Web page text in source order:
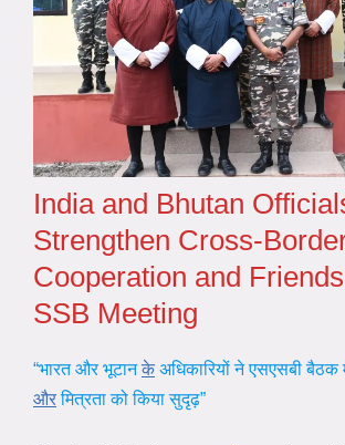
India and Bhutan
Strengthen Cross-
Cooperation and
SSB Meeting
“भारत और भूटानके अधिकारियों ने एसएसबी बैठक
औरमित्रता को किया सुदृढ़”